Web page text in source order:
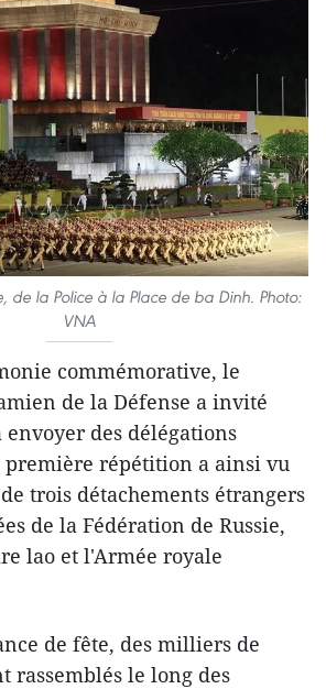
de la Police à la Place de ba Dinh. Photo:
VNA
commémorative, le
de la Défense a invité
envoyer des délégations
répétition a ainsi vu
trois détachements étrangers
de la Fédération de Russie,
lao et l'Armée royale
de fête, des milliers de
rassemblés le long des